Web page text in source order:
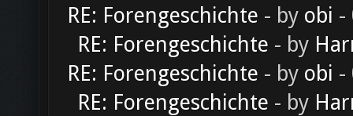
RE: Forengeschichte - by obi -
RE: Forengeschichte - by
RE: Forengeschichte - by obi -
RE: Forengeschichte - by